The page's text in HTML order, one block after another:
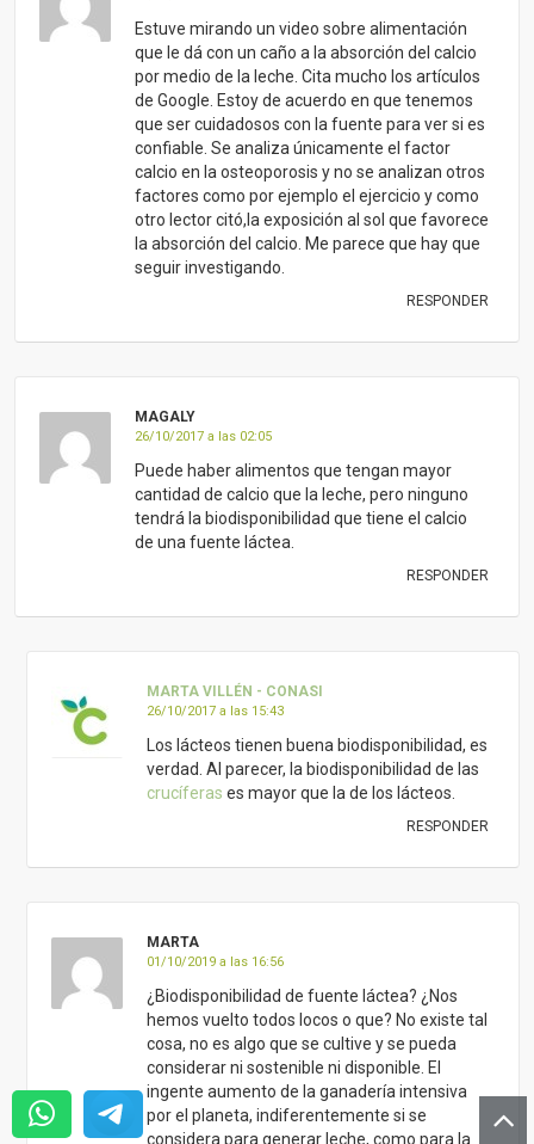
Estuve mirando un video sobre alimentación
que le dá con un caño a la absorción del calcio
por medio de la leche. Cita mucho los artículos
de Google. Estoy de acuerdo en que tenemos
que ser cuidadosos con la fuente para ver si es
confiable. Se analiza únicamente el factor
calcio en la osteoporosis y no se analizan otros
factores como por ejemplo el ejercicio y como
otro lector citó,la exposición al sol que favorece
la absorción del calcio. Me parece que hay que
seguir investigando.
RESPONDER
MAGALY
26/10/2017 a las 02:05
Puede haber alimentos que tengan mayor
cantidad de calcio que la leche, pero ninguno
tendrá la biodisponibilidad que tiene el calcio
de una fuente láctea.
RESPONDER
MARTA VILLÉN - CONASI
26/10/2017 a las 15:43
Los lácteos tienen buena biodisponibilidad, es
verdad. Al parecer, la biodisponibilidad de las
crucíferas es mayor que la de los lácteos.
RESPONDER
MARTA
01/10/2019 a las 16:56
¿Biodisponibilidad de fuente láctea? ¿Nos
hemos vuelto todos locos o que? No existe tal
cosa, no es algo que se cultive y se pueda
considerar ni sostenible ni disponible. El
ingente aumento de la ganadería intensiva
por el planeta, indiferentemente si se
considera para generar leche, como para la